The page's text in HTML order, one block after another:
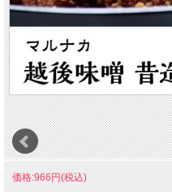
価格:966円(税込)